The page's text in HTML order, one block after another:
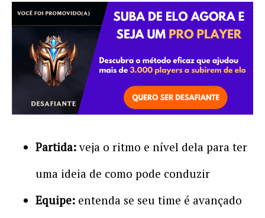
Partida:veja o ritmo e nível dela para ter
uma ideia de como pode conduzir
Equipe: entenda se seu time é avançado